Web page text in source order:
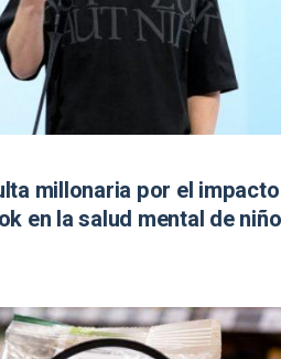
millonaria por el
en la salud mental de